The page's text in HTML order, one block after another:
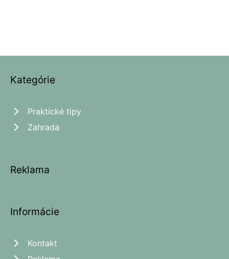
Kategórie
Praktické tipy
Zahrada
Reklama
Informácie
Kontakt